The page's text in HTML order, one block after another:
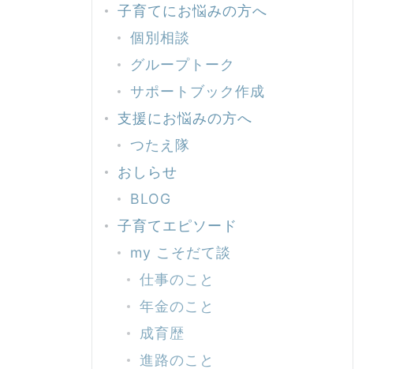
子育てにお悩みの方へ
個別相談
グループトーク
サポートブック作成
支援にお悩みの方へ
つたえ隊
おしらせ
BLOG
子育てエピソード
my こそだて談
仕事のこと
年金のこと
成育歴
進路のこと